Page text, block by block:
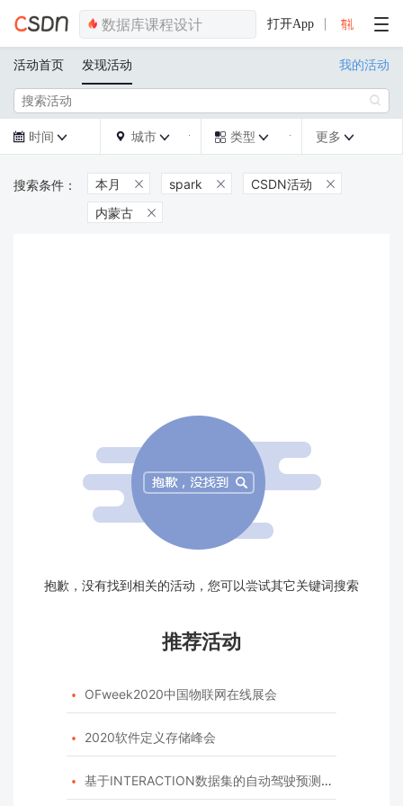
打开App
活动首页 发现活动 我的活动

 时间   城市   类型  更多 
本月  spark  CSDN活动 
内蒙古 
抱歉，没有找到相关的活动，您可以尝试其它关键词搜索
推荐活动
 OFweek2020中国物联网在线展会
 2020软件定义存储峰会
 基于INTERACTION数据集的自动驾驶预测模型挑战赛